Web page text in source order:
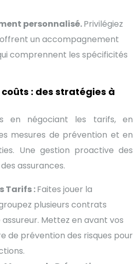
personnalisé.Privilégiez
offrent un accompagnement
comprennent les spécificités
: des stratégies à
en négociant les tarifs, en
mesures de prévention et en
Une gestion proactive des
assurances.
Tarifs :Faites jouer la
plusieurs contrats
Mettez en avant vos
de prévention des risques pour